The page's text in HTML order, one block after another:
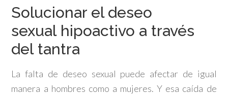
Solucionar el deseo
sexual hipoactivo a través
del tantra
La falta de deseo sexual puede afectar de igual
manera a hombres como a mujeres. Y esa caída de